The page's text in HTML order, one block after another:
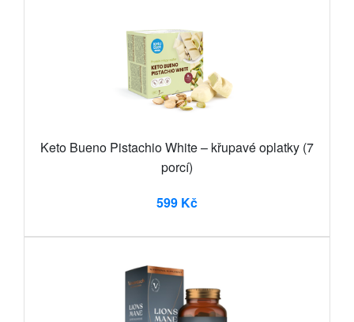
Keto Bueno Pistachio White – křupavé oplatky (7
porcí)
599 Kč